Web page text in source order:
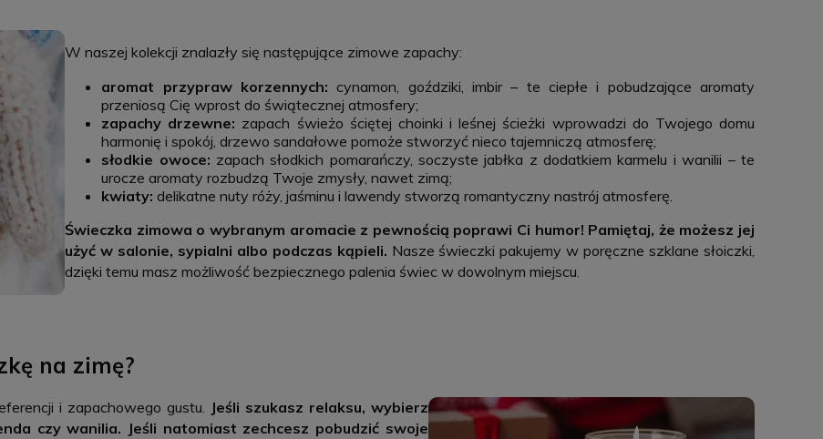
W naszej kolekcji znalazły się następujące zimowe zapachy:
aromat przypraw korzennych: cynamon, goździki, imbir – te ciepłe i pobudzające aromaty
przeniosą Cię wprost do świątecznej atmosfery;
zapachy drzewne: zapach świeżo ściętej choinki i leśnej ścieżki wprowadzi do Twojego domu
harmonię i spokój, drzewo sandałowe pomoże stworzyć nieco tajemniczą atmosferę;
słodkie owoce: zapach słodkich pomarańczy, soczyste jabłka z dodatkiem karmelu i wanilii – te
urocze aromaty rozbudzą Twoje zmysły, nawet zimą;
kwiaty: delikatne nuty róży, jaśminu i lawendy stworzą romantyczny nastrój atmosferę.
Świeczka zimowa o wybranym aromacie z pewnością poprawi Ci humor! Pamiętaj, że możesz jej
użyć w salonie, sypialni albo podczas kąpieli. Nasze świeczki pakujemy w poręczne szklane słoiczki,
dzięki temu masz możliwość bezpiecznego palenia świec w dowolnym miejscu.
na zimę?
i zapachowego gustu. Jeśli szukasz relaksu, wybierz
czy wanilia. Jeśli natomiast zechcesz pobudzić swoje